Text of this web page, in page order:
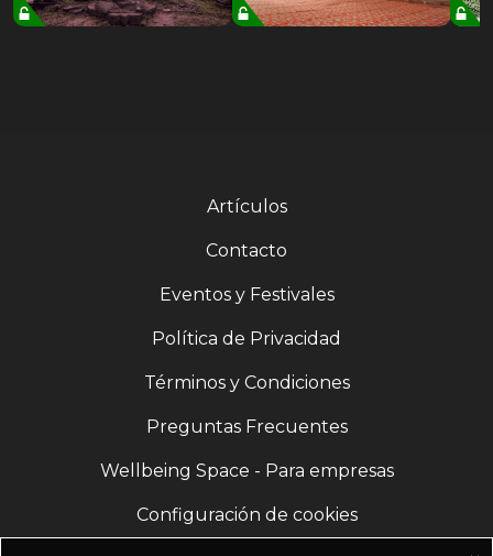
Artículos
Contacto
Eventos y Festivales
Política de Privacidad
Términos y Condiciones
Preguntas Frecuentes
Wellbeing Space - Para empresas
Configuración de cookies